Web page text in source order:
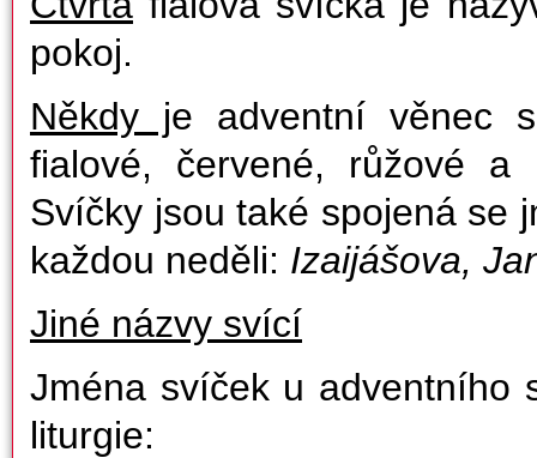
pokoj.
Někdy je adventní věnec
fialové, červené, růžové
Svíčky jsou také spojená se
každou neděli: Izaijášova,
Jiné názvy svící
Jména svíček u adventního
liturgie: